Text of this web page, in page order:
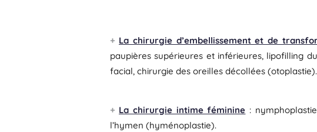
La chirurgie d’embellissement et de
paupières supérieures et inférieures, lipofilling
facial, chirurgie des oreilles décollées (otoplastie).
La chirurgie intime féminine :
l’hymen (hyménoplastie).